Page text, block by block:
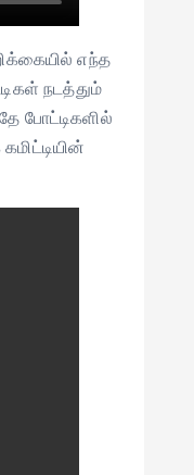
எந்த
நடத்தும்
போட்டிகளில்